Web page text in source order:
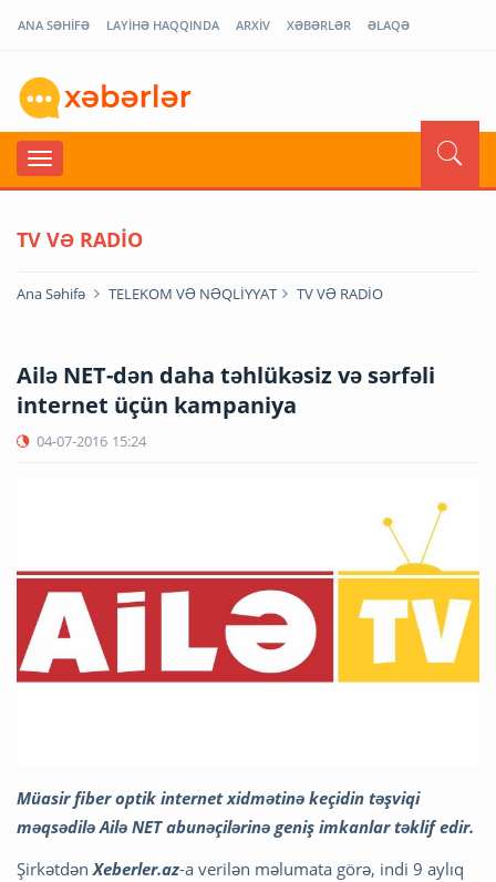
ANA SƏHİFƏ LAYİHƏ HAQQINDA ARXİV XƏBƏRLƏR ƏLAQƏ
TV VƏ RADİO
Ana Səhifə TELEKOM VƏ NƏQLİYYAT TV VƏ RADİO
Ailə NET-dən daha təhlükəsiz və sərfəli
internet üçün kampaniya
04-07-2016 15:24
Müasir fiber optik internet xidmətinə keçidin təşviqi
məqsədilə Ailə NET abunəçilərinə geniş imkanlar təklif edir.
ŞirkətdənXeberler.az-a verilən məlumata görə, indi 9 aylıq